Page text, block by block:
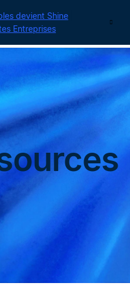
devient Shine
Entreprises